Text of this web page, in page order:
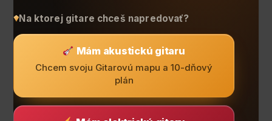
Na ktorej gitare chceš napredovať?
Mám akustickú gitaru
Chcem svoju Gitarovú mapu a 10-dňový
plán